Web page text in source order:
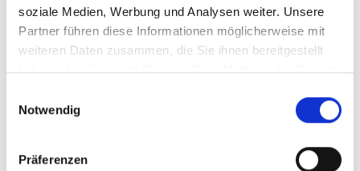
soziale Medien, Werbung und Analysen weiter. Unsere
Partner führen diese Informationen möglicherweise mit
weiteren Daten zusammen, die Sie ihnen bereitgestellt
haben oder die sie im Rahmen Ihrer Nutzung der Dienste
Notwendig
Präferenzen
Unsere Lösungen werden aus feuerverzinktem Stahl
hergestellt, einem soliden und verschleißfesten Material,
das nur minimalen Wartungsaufwand erfordert.
Das Dach besteht aus 5-lagigen Thermoplatten aus
sind.